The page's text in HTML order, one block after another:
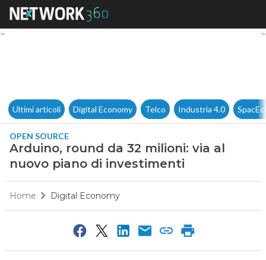
Arduino, round da 32
Ultimi articoli Digital Economy Telco Industria 4.0
OPEN SOURCE
Arduino, round da 32 milioni: via al
nuovo piano di investimenti
Home Digital Economy